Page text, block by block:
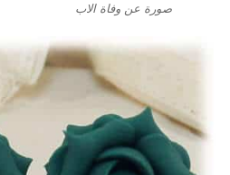
صورة عن وفاة الاب